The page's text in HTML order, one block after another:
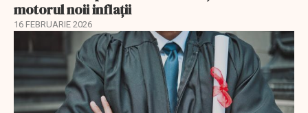
motorul noii inflații
16 FEBRUARIE 2026